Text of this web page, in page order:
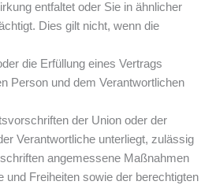
entfaltet oder Sie in ähnlicher
Dies gilt nicht, wenn die
die Erfüllung eines Vertrags
Person und dem Verantwortlichen
der Union oder der
Verantwortliche unterliegt, zulässig
angemessene Maßnahmen
und Freiheiten sowie der berechtigten